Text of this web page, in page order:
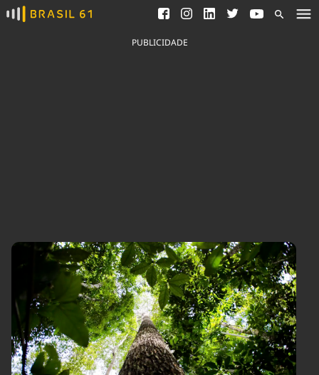
Ver todas as notícias
Saneamento
Indicadores
Agronegócios
Brasil Mineral
Ciência &
Tecnologia
Cinema
Comportamento
Cultura
Economia
Educação
Infraestrutura
Internacional
Meio Ambiente
Podcast
Política
Saúde
Tempo
PUBLICIDADE